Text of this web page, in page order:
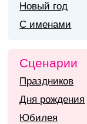
Новый год
С именами
Сценарии
Праздников
Дня рождения
Юбилея